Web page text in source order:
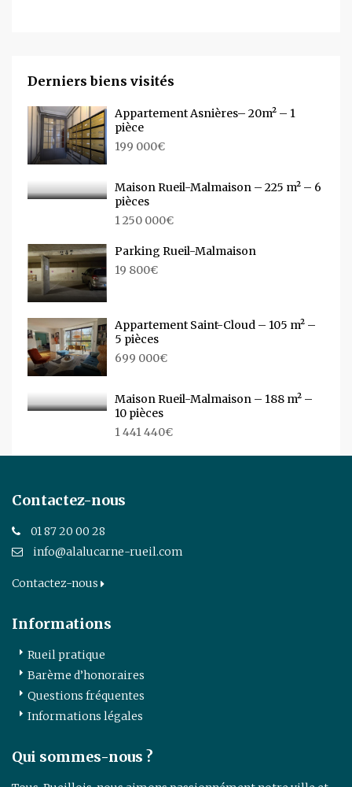
Derniers biens visités
Appartement Asnières– 20m² – 1
pièce
199 000€
Maison Rueil-Malmaison – 225 m² – 6
pièces
1 250 000€
Parking Rueil-Malmaison
19 800€
Appartement Saint-Cloud – 105 m² –
5 pièces
699 000€
Maison Rueil-Malmaison – 188 m² –
10 pièces
1 441 440€
Contactez-nous
01 87 20 00 28
info@alalucarne-rueil.com
Contactez-nous
Informations
Rueil pratique
Barème d’honoraires
Questions fréquentes
Informations légales
Qui sommes-nous ?